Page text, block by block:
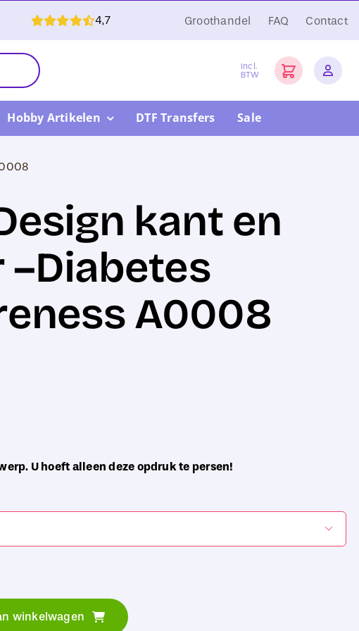
4,7 Groothandel FAQ Contact
Incl.
BTW
Hobby Artikelen DTF Transfers Sale
kant en
–Diabetes
A0008
U hoeft alleen deze opdruk te persen!

winkelwagen